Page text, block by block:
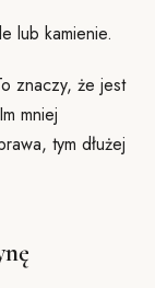
lub kamienie.
znaczy, że jest
mniej
tym dłużej